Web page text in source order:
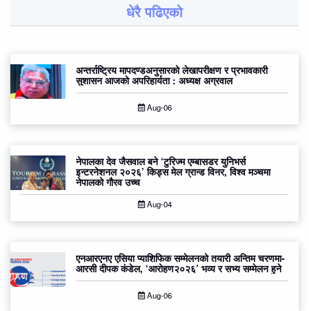
धेरै पढिएको
अन्तर्राष्ट्रिय मापदण्डअनुसारको लेखापरीक्षण र प्रभावकारी
सुशासन आजको अपरिहार्यता : अध्यक्ष अग्रवाल
Aug-06
नेपालका देव जैसवाल बने ‘टुरिज्म एम्बासडर युनिभर्स
इन्टरनेशनल २०२६’ किड्स मेल ग्रान्ड विनर, विश्व मञ्चमा
नेपालको गौरव उच्च
Aug-04
एनआरएनए एसिया प्याशिफिक सम्मेलनको तयारी अन्तिम चरणमा-
आरसी दीपक कंडेल, ‘आरोहण२०२६’ भव्य र सभ्य सम्मेलन हुने
Aug-06